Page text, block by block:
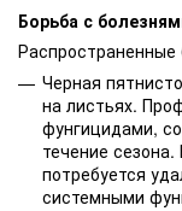
Борьба с
Распространенные
Черная
на листьях.
фунгицидами,
течение
потребуется
системными